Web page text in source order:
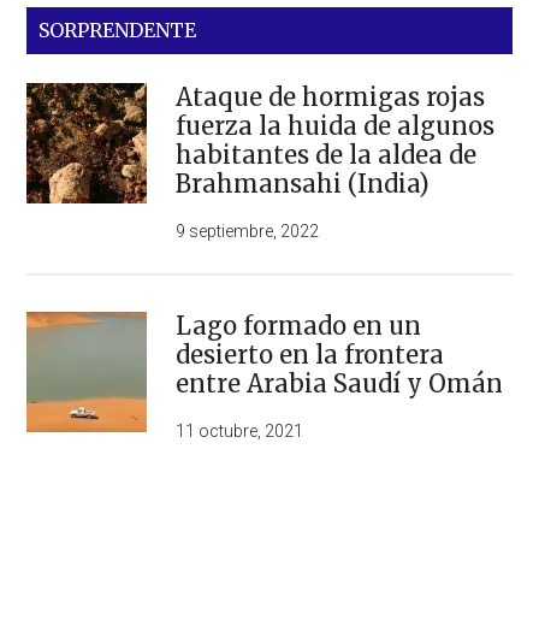
SORPRENDENTE
Ataque de hormigas rojas
fuerza la huida de algunos
habitantes de la aldea de
Brahmansahi (India)
9 septiembre, 2022
Lago formado en un
desierto en la frontera
entre Arabia Saudí y Omán
11 octubre, 2021